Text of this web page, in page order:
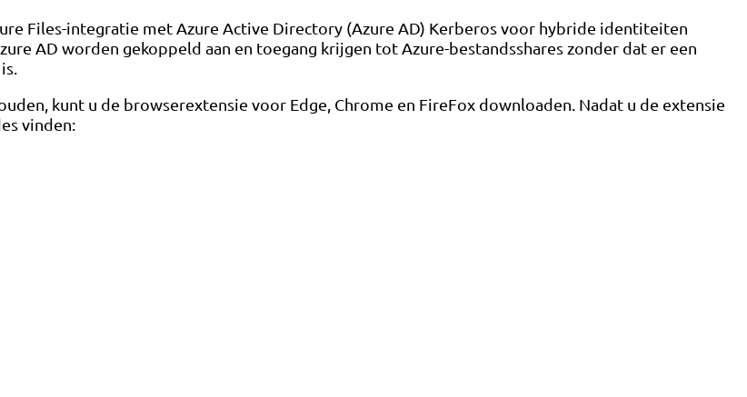
Files-integratie met Azure Active Directory (Azure AD) Kerberos voor hybride identiteiten
AD worden gekoppeld aan en toegang krijgen tot Azure-bestandsshares zonder dat er een
kunt u de browserextensie voor Edge, Chrome en FireFox downloaden. Nadat u de extensie
vinden: